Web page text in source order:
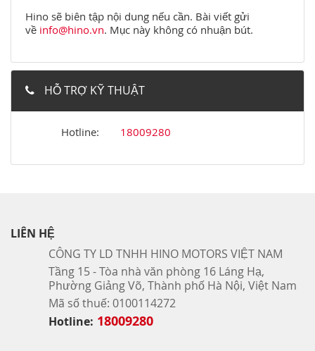
Hino sẽ biên tập nội dung nếu cần. Bài viết gửi
về info@hino.vn. Mục này không có nhuận bút.
HỖ TRỢ KỸ THUẬT
Hotline: 18009280
LIÊN HỆ
CÔNG TY LD TNHH HINO MOTORS VIỆT NAM
Tầng 15 - Tòa nhà văn phòng 16 Láng Hạ,
Phường Giảng Võ, Thành phố Hà Nội, Việt Nam
Mã số thuế: 0100114272
Hotline: 18009280